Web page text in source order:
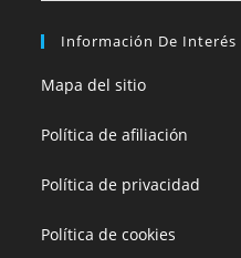
Información De Interés
Mapa del sitio
Política de afiliación
Política de privacidad
Política de cookies